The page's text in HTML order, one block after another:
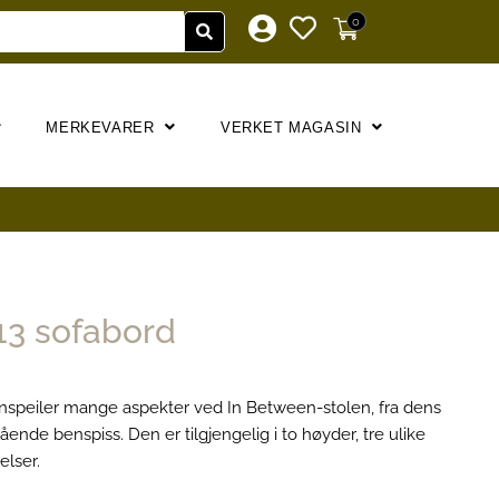
0
MERKEVARER VERKET MAGASIN
sofabord
mange aspekter ved In Between-stolen, fra dens
benspiss. Den er tilgjengelig i to høyder, tre ulike